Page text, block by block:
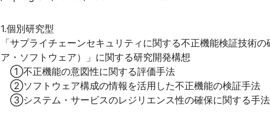
若手研究者科学研究費申請奨励費
新任教員支援研究費
国際共著論文支援経費
学術研究員
1.個別研究型
「サプライチェーンセキュリティに関する不正機能検証技術
ア・ソフトウェア）」に関する研究開発構想
①不正機能の意図性に関する評価手法
②ソフトウェア構成の情報を活用した不正機能の検証手法
③システム・サービスのレジリエンス性の確保に関する手法